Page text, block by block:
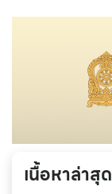
เนื้อหาล่าสุด